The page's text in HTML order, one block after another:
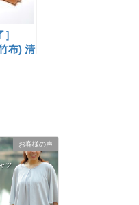
布) 清
お客様の声